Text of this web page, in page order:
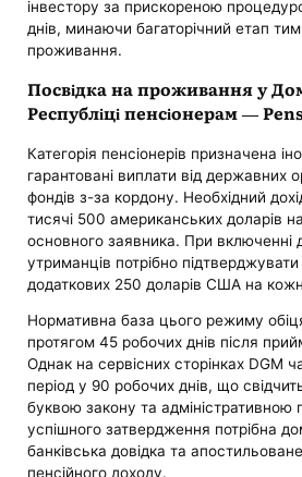
інвестору за прискореною
днів, минаючи багаторічний етап
проживання.
Посвідка на проживання у
Республіці пенсіонерам —
Категорія пенсіонерів призначена
гарантовані виплати від державних
фондів з-за кордону. Необхідний
тисячі 500 американських доларів
основного заявника. При включенні
утриманців потрібно підтверджувати
додаткових 250 доларів США на
Нормативна база цього режиму
протягом 45 робочих днів після
Однак на сервісних сторінках DGM
період у 90 робочих днів, що
буквою закону та адміністративною
успішного затвердження потрібна
банківська довідка та
пенсійного доходу.